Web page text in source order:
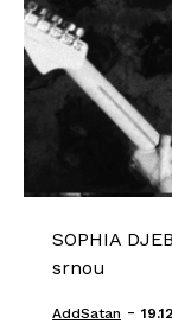
SOPHIA
srnou
AddSatan -